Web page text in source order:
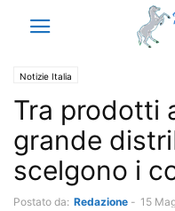
Notizie Italia
Tra prodotti
grande
scelgono i
Postato da: Redazione - 15